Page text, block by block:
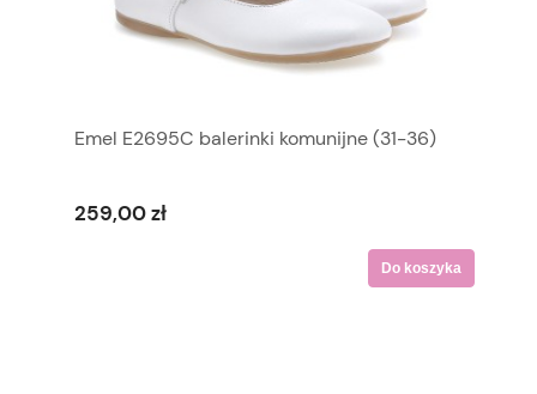
Emel E2695C balerinki komunijne (31-36)
259,00 zł
Do koszyka